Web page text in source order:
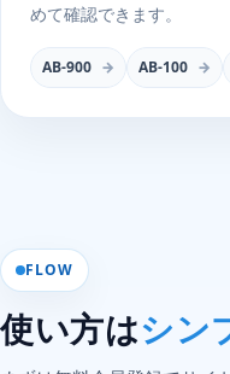
めて確認できます。
AB-900 AB-100
FLOW
使い方はシン